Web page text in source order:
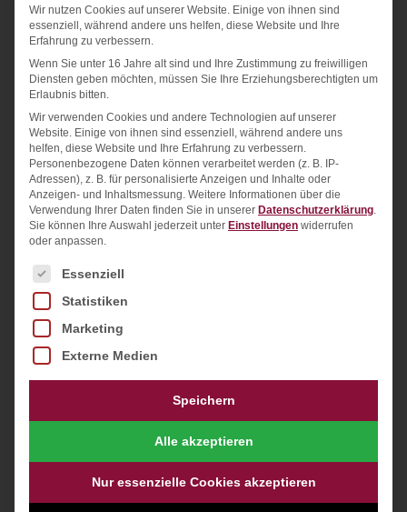
6. Mai 2021
NEWS
EU Cookie Richtlinien in 2021
Betreiber von Webseiten konfrontiert die User
aktuell mit einem einem einfachen Cookie-
WEITERLESEN »
Wir nutzen Cookies auf unserer Website. Einige von ihnen sind
essenziell, während andere uns helfen, diese Website und Ihre
Erfahrung zu verbessern.
Wenn Sie unter 16 Jahre alt sind und Ihre Zustimmung zu freiwilligen
Diensten geben möchten, müssen Sie Ihre Erziehungsberechtigten um
Erlaubnis bitten.
Wir verwenden Cookies und andere Technologien auf unserer
Website. Einige von ihnen sind essenziell, während andere uns
helfen, diese Website und Ihre Erfahrung zu verbessern.
Personenbezogene Daten können verarbeitet werden (z. B. IP-
Adressen), z. B. für personalisierte Anzeigen und Inhalte oder
Anzeigen- und Inhaltsmessung. Weitere Informationen über die
Verwendung Ihrer Daten finden Sie in unserer Datenschutzerklärung.
Sie können Ihre Auswahl jederzeit unter Einstellungen widerrufen
oder anpassen.
Es folgt eine Liste der Service-Gruppen, für die
Essenziell
Statistiken
Marketing
Externe Medien
Speichern
Alle akzeptieren
Nur essenzielle Cookies akzeptieren